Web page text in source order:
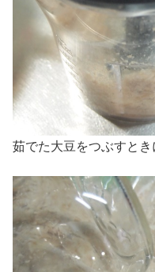
茹でた大豆をつぶすとき